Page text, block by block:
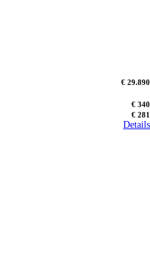
€ 29.890
€ 340
€ 281
Details